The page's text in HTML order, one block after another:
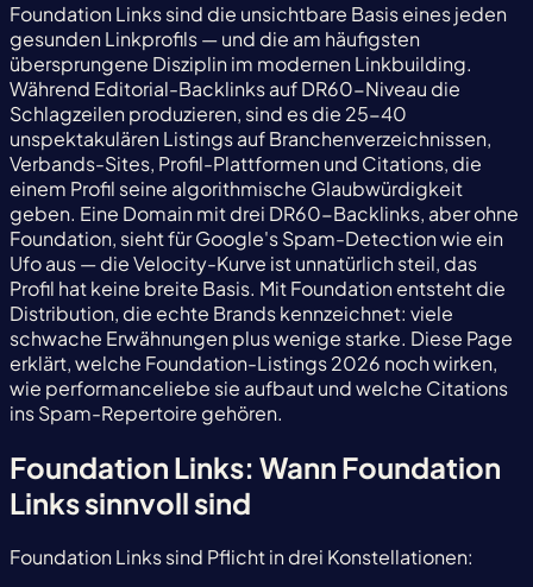
Foundation Links sind die unsichtbare Basis eines jeden
gesunden Linkprofils — und die am häufigsten
übersprungene Disziplin im modernen Linkbuilding.
Während Editorial-Backlinks auf DR60-Niveau die
Schlagzeilen produzieren, sind es die 25-40
unspektakulären Listings auf Branchenverzeichnissen,
Verbands-Sites, Profil-Plattformen und Citations, die
einem Profil seine algorithmische Glaubwürdigkeit
geben. Eine Domain mit drei DR60-Backlinks, aber ohne
Foundation, sieht für Google's Spam-Detection wie ein
Ufo aus — die Velocity-Kurve ist unnatürlich steil, das
Profil hat keine breite Basis. Mit Foundation entsteht die
Distribution, die echte Brands kennzeichnet: viele
schwache Erwähnungen plus wenige starke. Diese Page
erklärt, welche Foundation-Listings 2026 noch wirken,
wie performanceliebe sie aufbaut und welche Citations
ins Spam-Repertoire gehören.
Foundation Links: Wann Foundation
Links sinnvoll sind
Foundation Links sind Pflicht in drei Konstellationen: